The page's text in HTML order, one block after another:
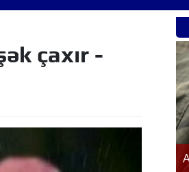
çaxır -
Qoruğunda olublar